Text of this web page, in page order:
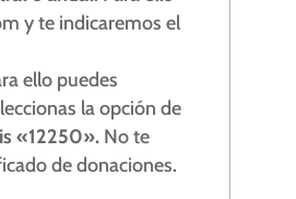
y te indicaremos el
ello puedes
la opción de
«12250». No te
de donaciones.